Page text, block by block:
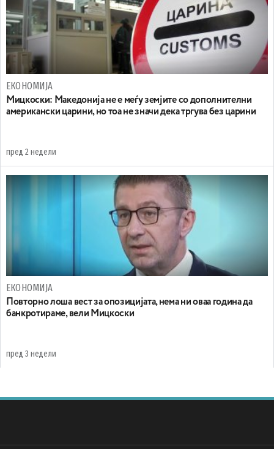
ЕКОНОМИЈА
Мицкоски: Македонија не е меѓу земјите со дополнителни
американски царини, но тоа не значи дека тргува без царини
пред 2 недели
ЕКОНОМИЈА
Повторно лоша вест за опозицијата, нема ни оваа година да
банкротираме, вели Мицкоски
пред 3 недели